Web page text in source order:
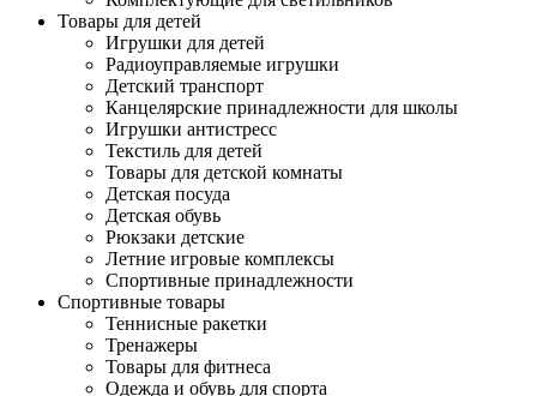
Товары для детей
Игрушки для детей
Радиоуправляемые игрушки
Детский транспорт
Канцелярские принадлежности для школы
Игрушки антистресс
Текстиль для детей
Товары для детской комнаты
Детская посуда
Детская обувь
Рюкзаки детские
Летние игровые комплексы
Спортивные принадлежности
Спортивные товары
Теннисные ракетки
Тренажеры
Товары для фитнеса
Одежда и обувь для спорта